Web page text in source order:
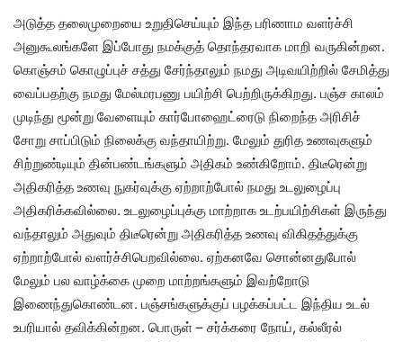
அடுத்த தலைமுறையை உறுதிசெய்யும் இந்த பரிணாம வளர்ச்சி
அனுகூலங்களே இப்போது நமக்குத் தொந்தரவாக மாறி வருகின்றன.
கொஞ்சம் கொழுப்புச் சத்து சேர்ந்தாலும் நமது அடிவயிற்றில் சேமித்து
வைப்பதற்கு நமது மேல்மரபணு பயிற்சி பெற்றிருக்கிறது. பஞ்ச காலம்
முடிந்து மூன்று வேளையும் கார்போஹைட்ரைடு நிறைந்த அரிசிச்
சோறு சாப்பிடும் நிலைக்கு வந்தாயிற்று. மேலும் துரித உணவுகளும்
சிற்றுண்டியும் தின்பண்டங்களும் அதிகம் உண்கிறோம். திடீரென்று
அதிகரித்த உணவு நுகர்வுக்கு ஏற்றாற்போல் நமது உடலுழைப்பு
அதிகரிக்கவில்லை. உடலுழைப்புக்கு மாற்றாக உடற்பயிற்சிகள் இருந்து
வந்தாலும் அதுவும் திடீரென்று அதிகரித்த உணவு விகிதத்துக்கு
ஏற்றாற்போல் வளர்ச்சிபெறவில்லை. ஏற்கனவே சொன்னதுபோல்
மேலும் பல வாழ்க்கை முறை மாற்றங்களும் இவற்றோடு
இணைந்துகொண்டன. பஞ்சங்களுக்குப் பழக்கப்பட்ட இந்திய உடல்
உபரியால் தவிக்கின்றன. பொருள் – சர்க்கரை நோய், கல்லீரல்